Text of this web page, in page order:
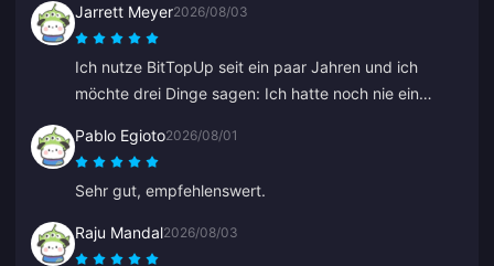
Jarrett Meyer2026/08/03
Ich nutze BitTopUp seit ein paar Jahren und ich
möchte drei Dinge sagen: Ich hatte noch nie ein
schlägt alles andere, was ich ausprobiert habe; und
es ist unglaublich einfach, ein paar Klicks und schon
kann es losgehen. Es macht das Leben leichter.
Pablo Egioto2026/08/01
Sehr gut, empfehlenswert.
Raju Mandal2026/08/03